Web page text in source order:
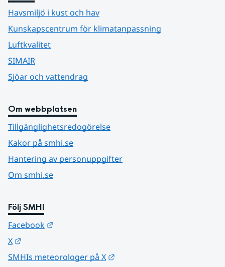
Havsmiljö i kust och hav
Kunskapscentrum för klimatanpassning
Luftkvalitet
SIMAIR
Sjöar och vattendrag
Om webbplatsen
Tillgänglighetsredogörelse
Kakor på smhi.se
Hantering av personuppgifter
Om smhi.se
Följ SMHI
Facebook
X
SMHIs meteorologer på X